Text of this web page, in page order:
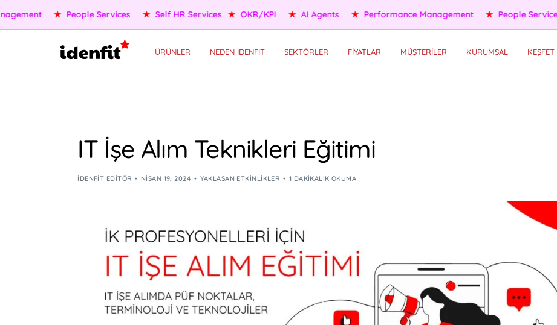
OKR/KPI ★ AI Agents ★ Performance Management ★ People Services Self HR Services ★ OKR/KPI ★ AI Agents ★
ÜRÜNLER NEDEN IDENFIT SEKTÖRLER FİYATLAR MÜŞTERİLER KURUMSAL KEŞFET
IT İşe Alım Teknikleri Eğitimi
IDENFIT EDITÖR NISAN 19, 2024 YAKLAŞAN ETKINLIKLER 1 DAKIKALIK OKUMA